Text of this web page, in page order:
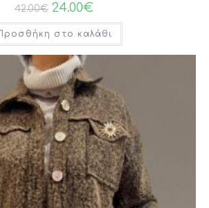
42.00€ 24.00€
Προσθήκη στο καλάθι